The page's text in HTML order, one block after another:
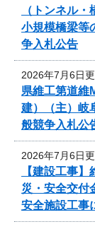
（トンネル
小規模橋梁等
争入札公告
2026年7月6日
県維工第道
建）（主）岐
般競争入札公
2026年7月6日
【建設工事
災・安全交
安全施設工事